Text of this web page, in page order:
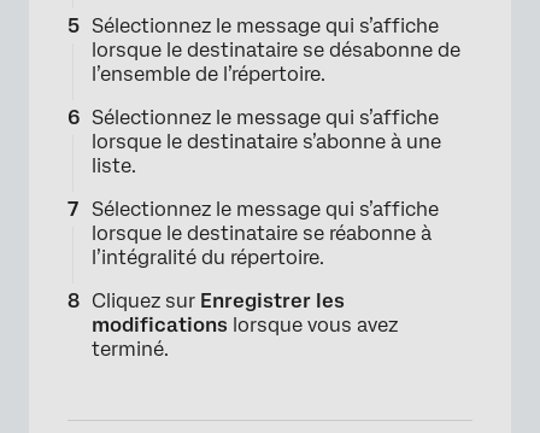
×
Sélectionnez le message qui s’affiche
lorsque le destinataire se désabonne de
l’ensemble de l’répertoire.
Sélectionnez le message qui s’affiche
lorsque le destinataire s’abonne à une
liste.
Sélectionnez le message qui s’affiche
lorsque le destinataire se réabonne à
l’intégralité du répertoire.
Cliquez sur Enregistrer les
modifications lorsque vous avez
terminé.